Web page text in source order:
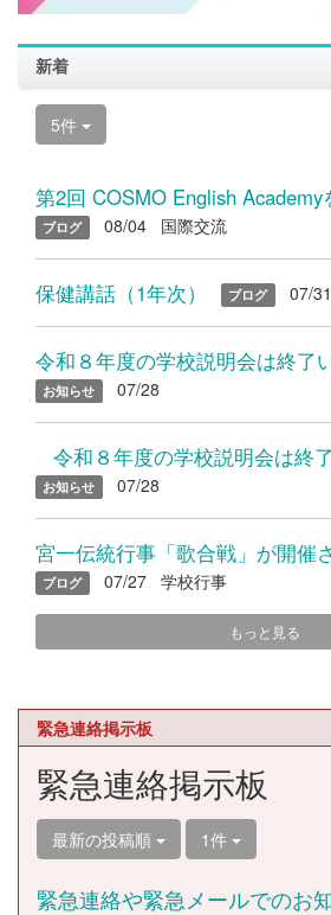
新着
5件
第2回 COSMO English
ブログ 08/04 国際交流
保健講話（1年次） ブログ 07/31
お知らせ 07/28
お知らせ 07/28
宮一伝統行事「歌合戦」が開催
ブログ 07/27 学校行事
もっと見る
緊急連絡掲示板
緊急連絡掲示板
最新の投稿順 1件
緊急連絡や緊急メールでのお